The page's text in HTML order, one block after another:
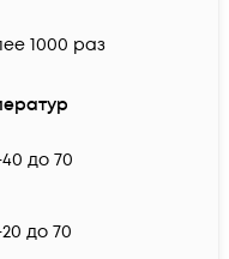
1000 раз
до 70
до 70